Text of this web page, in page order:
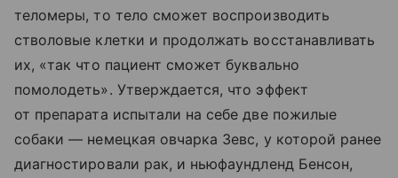
теломеры, то тело сможет воспроизводить
стволовые клетки и продолжать восстанавливать
их, «так что пациент сможет буквально
помолодеть». Утверждается, что эффект
от препарата испытали на себе две пожилые
собаки — немецкая овчарка Зевс, у которой ранее
диагностировали рак, и ньюфаундленд Бенсон,